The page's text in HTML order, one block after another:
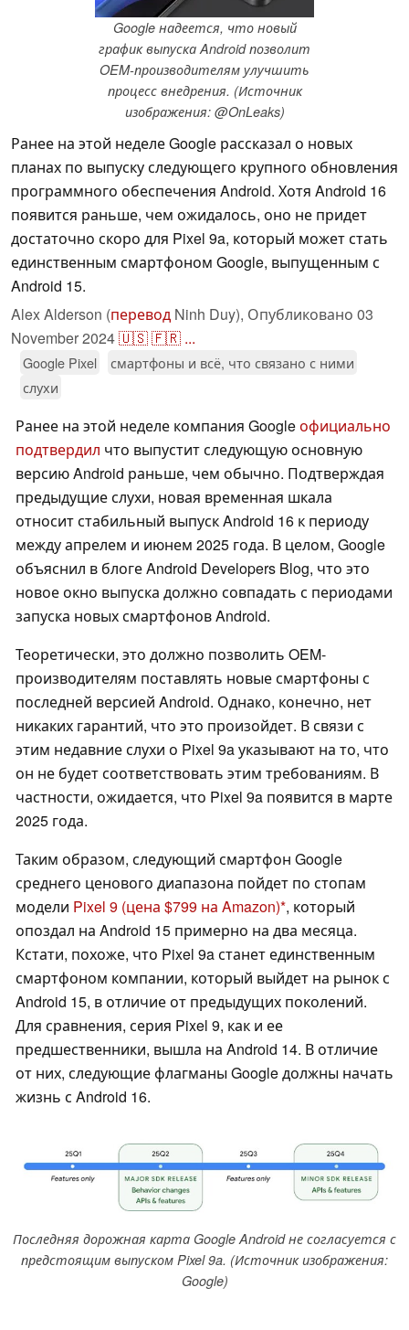
Google надеется, что новый
график выпуска Android позволит
OEM-производителям улучшить
процесс внедрения. (Источник
изображения: @OnLeaks)
Ранее на этой неделе Google рассказал о новых
планах по выпуску следующего крупного обновления
программного обеспечения Android. Хотя Android 16
появится раньше, чем ожидалось, оно не придет
достаточно скоро для Pixel 9a, который может стать
единственным смартфоном Google, выпущенным с
Android 15.
Alex Alderson (перевод Ninh Duy), Опубликовано 03
November 2024🇺🇸🇫🇷 ...
Google Pixel
смартфоны и всё, что связано с ними
слухи
Ранее на этой неделе компания Googleофициально
подтвердил что выпустит следующую основную
версию Android раньше, чем обычно. Подтверждая
предыдущие слухи, новая временная шкала
относит стабильный выпуск Android 16 к периоду
между апрелем и июнем 2025 года. В целом, Google
объяснил в блоге Android Developers Blog, что это
новое окно выпуска должно совпадать с периодами
запуска новых смартфонов Android.
Теоретически, это должно позволить OEM-
производителям поставлять новые смартфоны с
последней версией Android. Однако, конечно, нет
никаких гарантий, что это произойдет. В связи с
этим недавние слухи о Pixel 9a указывают на то, что
он не будет соответствовать этим требованиям. В
частности, ожидается, что Pixel 9a появится в марте
2025 года.
Таким образом, следующий смартфон Google
среднего ценового диапазона пойдет по стопам
модели Pixel 9 (цена $799 на Amazon) , который
опоздал на Android 15 примерно на два месяца.
Кстати, похоже, что Pixel 9a станет единственным
смартфоном компании, который выйдет на рынок с
Android 15, в отличие от предыдущих поколений.
Для сравнения, серия Pixel 9, как и ее
предшественники, вышла на Android 14. В отличие
от них, следующие флагманы Google должны начать
жизнь с Android 16.
Последняя дорожная карта Google Android не согласуется с
предстоящим выпуском Pixel 9a. (Источник изображения:
Google)